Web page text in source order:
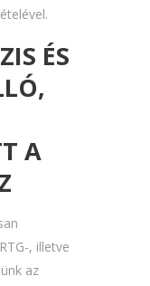
ÉS
A
, illetve
az